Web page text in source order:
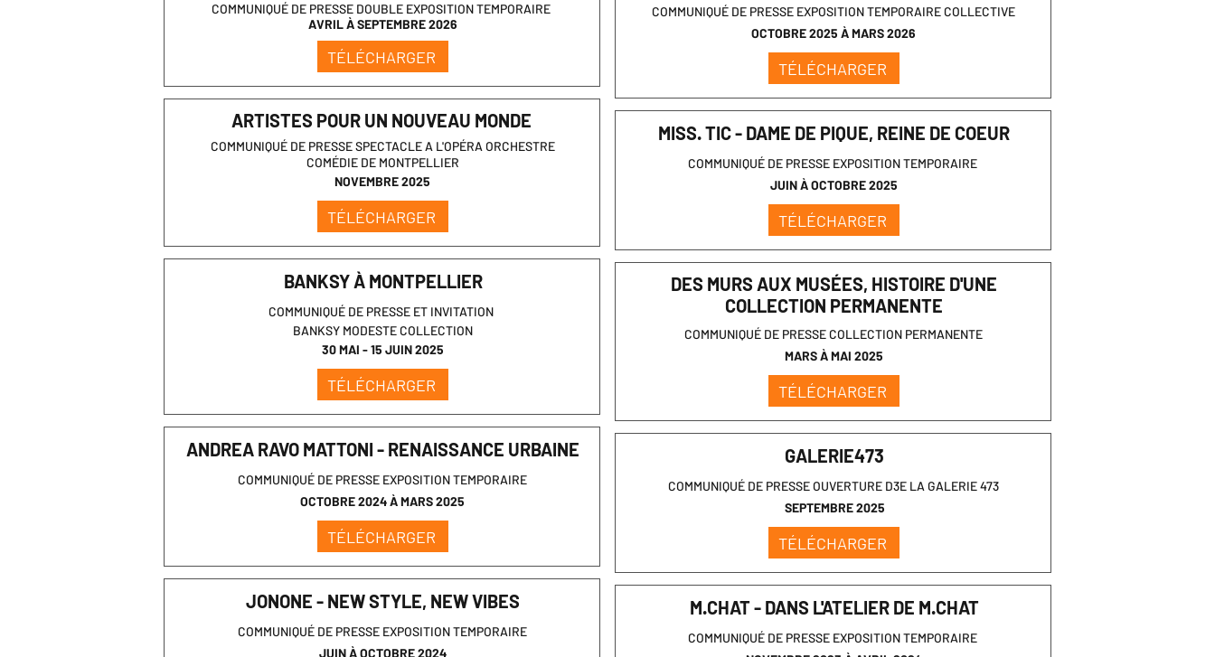
COMMUNIQUÉ DE PRESSE DOUBLE EXPOSITION TEMPORAIRE
AVRIL À SEPTEMBRE 2026
TÉLÉCHARGER
ARTISTES POUR UN NOUVEAU MONDE
COMMUNIQUÉ DE PRESSE SPECTACLE A L'OPÉRA ORCHESTRE
COMÉDIE DE MONTPELLIER
NOVEMBRE 2025
TÉLÉCHARGER
BANKSY À MONTPELLIER
COMMUNIQUÉ DE PRESSE ET INVITATION
BANKSY MODESTE COLLECTION
30 MAI - 15 JUIN 2025
TÉLÉCHARGER
ANDREA RAVO MATTONI - RENAISSANCE URBAINE
COMMUNIQUÉ DE PRESSE EXPOSITION TEMPORAIRE
OCTOBRE 2024 À MARS 2025
TÉLÉCHARGER
JONONE - NEW STYLE, NEW VIBES
COMMUNIQUÉ DE PRESSE EXPOSITION TEMPORAIRE
JUIN À OCTOBRE 2024
COMMUNIQUÉ DE PRESSE EXPOSITION TEMPORAIRE COLLECTIVE
OCTOBRE 2025 À MARS 2026
TÉLÉCHARGER
MISS. TIC - DAME DE PIQUE, REINE DE COEUR
COMMUNIQUÉ DE PRESSE EXPOSITION TEMPORAIRE
JUIN À OCTOBRE 2025
TÉLÉCHARGER
DES MURS AUX MUSÉES, HISTOIRE D'UNE
COLLECTION PERMANENTE
COMMUNIQUÉ DE PRESSE COLLECTION PERMANENTE
MARS À MAI 2025
TÉLÉCHARGER
GALERIE473
COMMUNIQUÉ DE PRESSE OUVERTURE D3E LA GALERIE 473
SEPTEMBRE 2025
TÉLÉCHARGER
M.CHAT - DANS L'ATELIER DE M.CHAT
COMMUNIQUÉ DE PRESSE EXPOSITION TEMPORAIRE